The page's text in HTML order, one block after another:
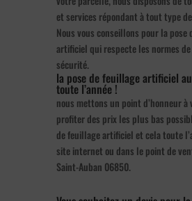
et services répondant à tout type
Nous vous conseillons pour la pose
artificiel qui respecte les normes
sécurité.
la pose de feuillage artificiel
toute l’année !
nous mettons un point d’honneur à
profiter des prix les plus bas
de feuillage artificiel et cela toute
site internet ou dans le point de
Saint-Auban 06850.